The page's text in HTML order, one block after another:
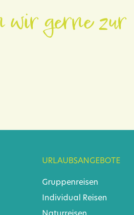
wir gerne zur
URLAUBSANGEBOTE
Gruppenreisen
Individual Reisen